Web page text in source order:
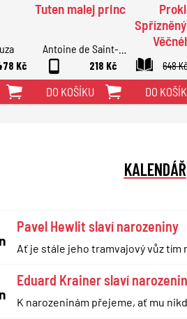
Kč
Tuten malej princ
Antoine de Saint-
Exupéry218 Kč
DO KOŠÍKU
Penn
648
DO
KALENDÁŘ
Pavel Hewlit slaví narozeniny
Ať je stále jeho tramvajový vůz
Eduard Krainer slaví
K narozeninám přejeme, ať mu